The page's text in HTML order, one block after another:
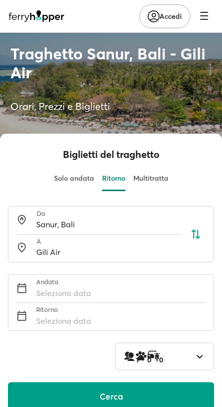
Accedi
Traghetto Sanur, Bali - Gili
Air
Orari, Prezzi e Biglietti
Biglietti del traghetto
Solo andata Ritorno Multitratta
Da
A
Andata
Seleziona data
Ritorno
Seleziona data
1 0 0
Cerca